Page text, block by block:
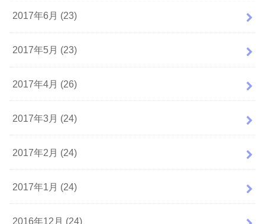
2017年6月 (23)
2017年5月 (23)
2017年4月 (26)
2017年3月 (24)
2017年2月 (24)
2017年1月 (24)
2016年12月 (24)